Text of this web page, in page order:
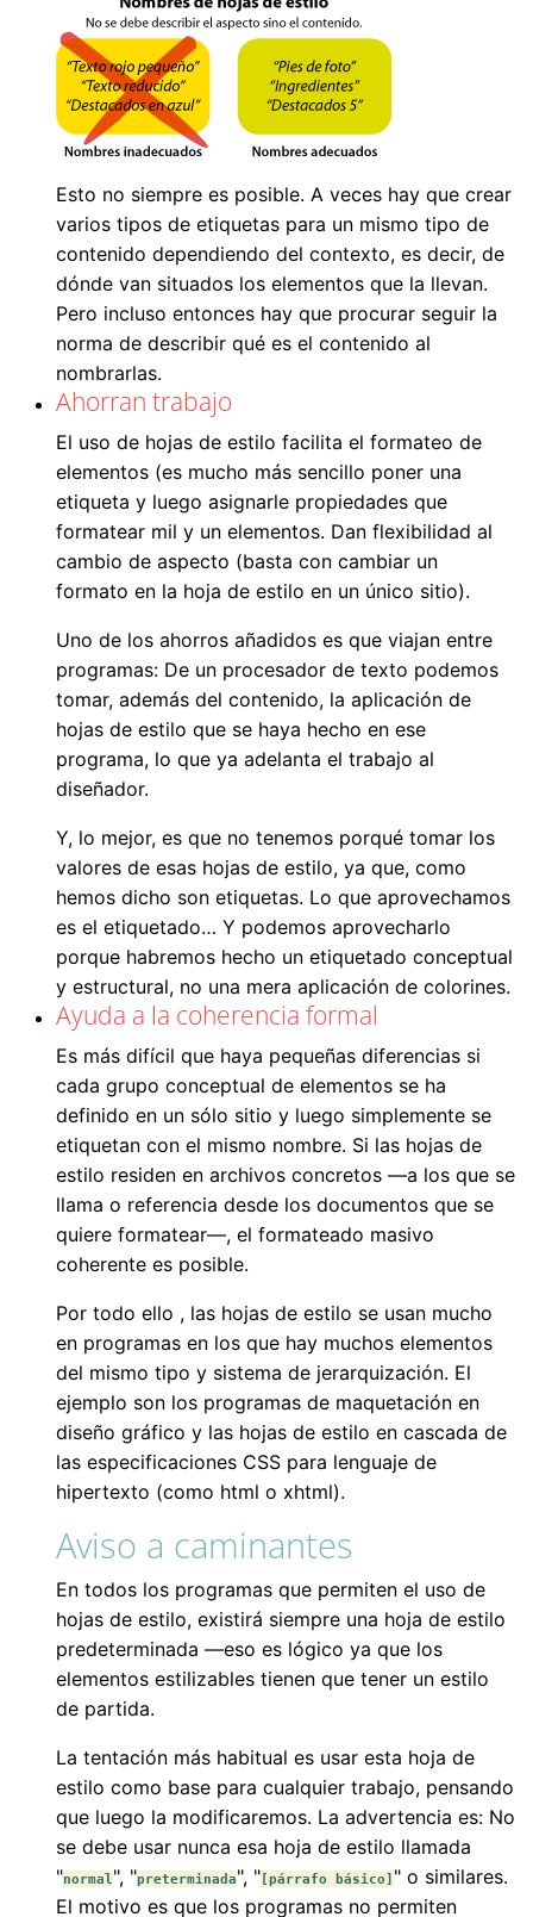
Esto no siempre es posible. A veces hay que crear
varios tipos de etiquetas para un mismo tipo de
contenido dependiendo del contexto, es decir, de
dónde van situados los elementos que la llevan.
Pero incluso entonces hay que procurar seguir la
norma de describir qué es el contenido al
nombrarlas.
Ahorran trabajo
El uso de hojas de estilo facilita el formateo de
elementos (es mucho más sencillo poner una
etiqueta y luego asignarle propiedades que
formatear mil y un elementos. Dan flexibilidad al
cambio de aspecto (basta con cambiar un
formato en la hoja de estilo en un único sitio).
Uno de los ahorros añadidos es que viajan entre
programas: De un procesador de texto podemos
tomar, además del contenido, la aplicación de
hojas de estilo que se haya hecho en ese
programa, lo que ya adelanta el trabajo al
diseñador.
Y, lo mejor, es que no tenemos porqué tomar los
valores de esas hojas de estilo, ya que, como
hemos dicho son etiquetas. Lo que aprovechamos
es el etiquetado… Y podemos aprovecharlo
porque habremos hecho un etiquetado conceptual
y estructural, no una mera aplicación de colorines.
Ayuda a la coherencia formal
Es más difícil que haya pequeñas diferencias si
cada grupo conceptual de elementos se ha
definido en un sólo sitio y luego simplemente se
etiquetan con el mismo nombre. Si las hojas de
estilo residen en archivos concretos —a los que se
llama o referencia desde los documentos que se
quiere formatear—, el formateado masivo
coherente es posible.
Por todo ello , las hojas de estilo se usan mucho
en programas en los que hay muchos elementos
del mismo tipo y sistema de jerarquización. El
ejemplo son los programas de maquetación en
diseño gráfico y las hojas de estilo en cascada de
las especificaciones CSS para lenguaje de
hipertexto (como html o xhtml).
Aviso a caminantes
En todos los programas que permiten el uso de
hojas de estilo, existirá siempre una hoja de estilo
predeterminada —eso es lógico ya que los
elementos estilizables tienen que tener un estilo
de partida.
La tentación más habitual es usar esta hoja de
estilo como base para cualquier trabajo, pensando
que luego la modificaremos. La advertencia es: No
se debe usar nunca esa hoja de estilo llamada
"normal", "preterminada", " [párrafo básico] " o similares.
El motivo es que los programas no permiten